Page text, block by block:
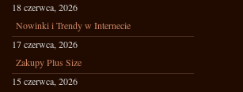
18 czerwca, 2026
Nowinki i Trendy w Internecie
17 czerwca, 2026
Zakupy Plus Size
15 czerwca, 2026